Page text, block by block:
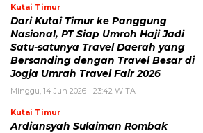
Kutai Timur
Dari Kutai Timur ke Panggung
Nasional, PT Siap Umroh Haji Jadi
Satu-satunya Travel Daerah yang
Bersanding dengan Travel Besar di
Jogja Umrah Travel Fair 2026
Minggu, 14 Jun 2026 - 23:42 WITA
Kutai Timur
Ardiansyah Sulaiman Rombak